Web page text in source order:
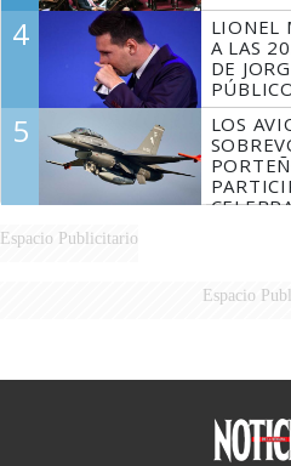
4
LIONEL
A LAS
DE
5
LOS
Espacio Publicitario
Espacio